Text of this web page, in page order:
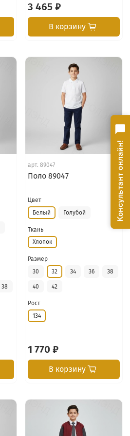
3 465 ₽
В корзину
38
арт. 89047
Поло 89047
Цвет
Белый
Голубой
Ткань
Хлопок
Размер
30
32 34 36 38
40 42
Рост
134
1 770 ₽
В корзину
Консультант онлайн!